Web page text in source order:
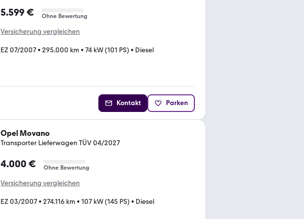
5.599 € Ohne Bewertung
Versicherung vergleichen
EZ 07/2007• 295.000 km • 74 kW (101 PS) • Diesel
Kontakt Parken
Opel Movano
Transporter Lieferwagen TÜV 04/2027
4.000 € Ohne Bewertung
Versicherung vergleichen
EZ 03/2007• 274.116 km • 107 kW (145 PS) • Diesel